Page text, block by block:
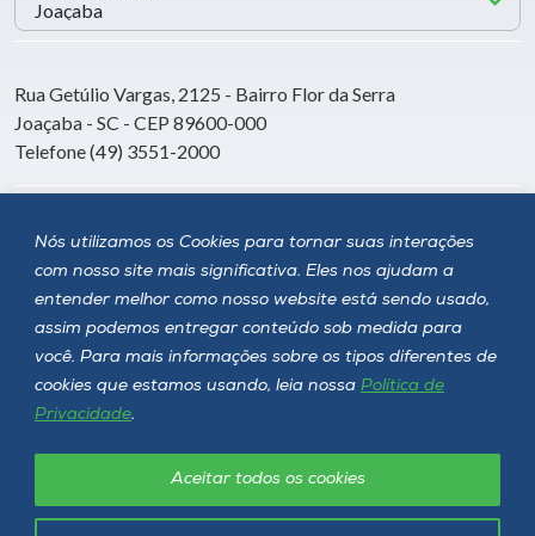
Nós utilizamos os Cookies para tornar suas interações
com nosso site mais significativa. Eles nos ajudam a
entender melhor como nosso website está sendo usado,
assim podemos entregar conteúdo sob medida para
você. Para mais informações sobre os tipos diferentes de
cookies que estamos usando, leia nossa Política de
Privacidade.
Aceitar todos os cookies
Rua Getúlio Vargas, 2125 - Bairro Flor da Serra
Joaçaba - SC - CEP 89600-000
Telefone (49) 3551-2000
Siga a Unoesc
Política de privacidade LGPD